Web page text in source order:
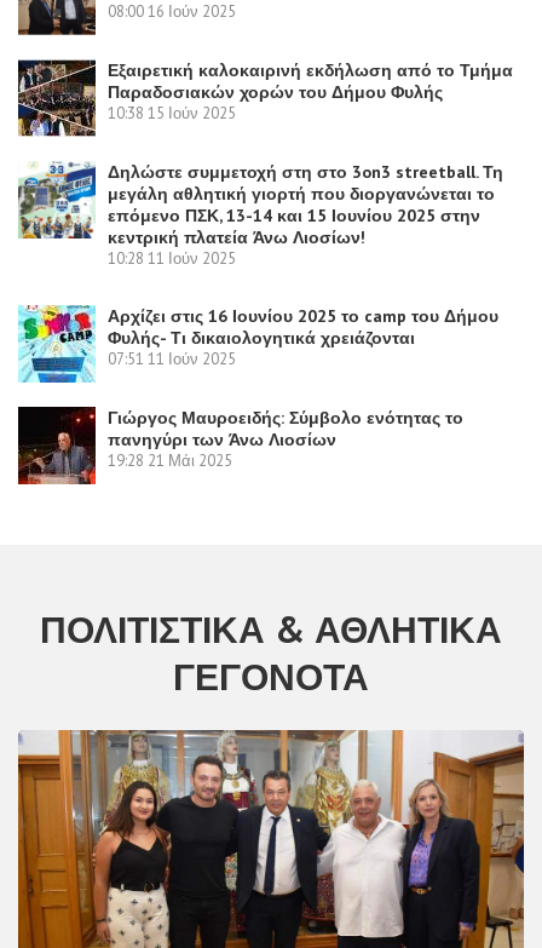
08:0016 Ιούν 2025
Εξαιρετική καλοκαιρινή εκδήλωση από το Τμήμα
Παραδοσιακών χορών του Δήμου Φυλής
10:38 15 Ιούν 2025
Δηλώστε συμμετοχή στη στο 3on3 streetball. Τη
μεγάλη αθλητική γιορτή που διοργανώνεται το
επόμενο ΠΣΚ, 13-14 και 15 Ιουνίου 2025 στην
κεντρική πλατεία Άνω Λιοσίων!
10:28 11 Ιούν 2025
Αρχίζει στις 16 Ιουνίου 2025 το camp του Δήμου
Φυλής- Τι δικαιολογητικά χρειάζονται
07:51 11 Ιούν 2025
Γιώργος Μαυροειδής: Σύμβολο ενότητας το
πανηγύρι των Άνω Λιοσίων
19:28 21 Μάι 2025
ΠΟΛΙΤΙΣΤΙΚΆ & ΑΘΛΗΤΙΚΆ
ΓΕΓΟΝΌΤΑ